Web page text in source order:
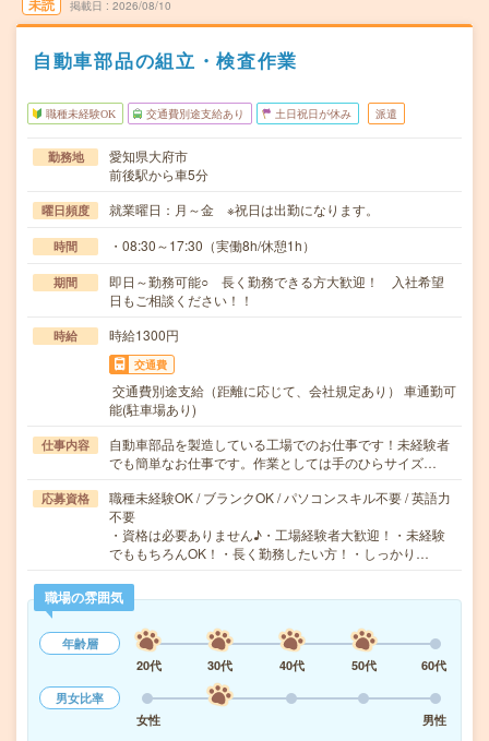
未読 掲載日 2026/08/10
自動車部品の組立・検査作業
職種未経験OK 交通費別途支給あり 土日祝日が休み 派遣
勤務地
愛知県大府市
前後駅から車5分
曜日頻度 就業曜日：月～金 ※祝日は出勤になります。
時間 ・08:30～17:30（実働8h/休憩1h）
期間
即日～勤務可能○ 長く勤務できる方大歓迎！ 入社希望
日もご相談ください！！
時給 時給1300円
交通費
交通費別途支給（距離に応じて、会社規定あり） 車通勤可
能(駐車場あり)
仕事内容
自動車部品を製造している工場でのお仕事です！未経験者
でも簡単なお仕事です。作業としては手のひらサイズ…
応募資格
職種未経験OK / ブランクOK / パソコンスキル不要 / 英語力
不要
・資格は必要ありません♪・工場経験者大歓迎！・未経験
でももちろんOK！・長く勤務したい方！・しっかり…
職場の雰囲気
年齢層
20代
30代 40代 50代
60代
男女比率
女性
男性